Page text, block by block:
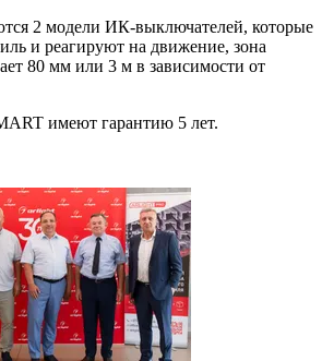
2 модели ИК-выключателей, которые
и реагируют на движение, зона
80 мм или 3 м в зависимости от
имеют гарантию 5 лет.